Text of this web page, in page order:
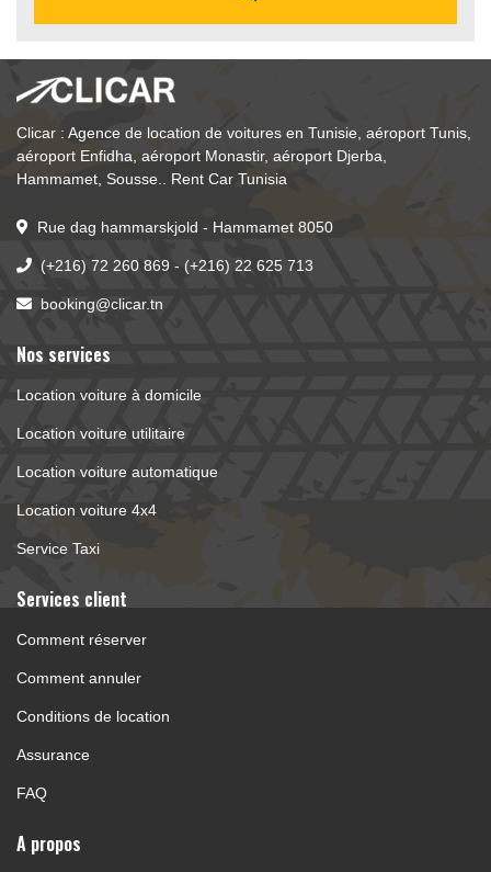
Clicar : Agence de location de voitures en Tunisie, aéroport Tunis,
aéroport Enfidha, aéroport Monastir, aéroport Djerba,
Hammamet, Sousse.. Rent Car Tunisia
Rue dag hammarskjold - Hammamet 8050
(+216) 72 260 869 - (+216) 22 625 713
booking@clicar.tn
Nos services
Location voiture à domicile
Location voiture utilitaire
Location voiture automatique
Location voiture 4x4
Service Taxi
Services client
Comment réserver
Comment annuler
Conditions de location
Assurance
FAQ
A propos